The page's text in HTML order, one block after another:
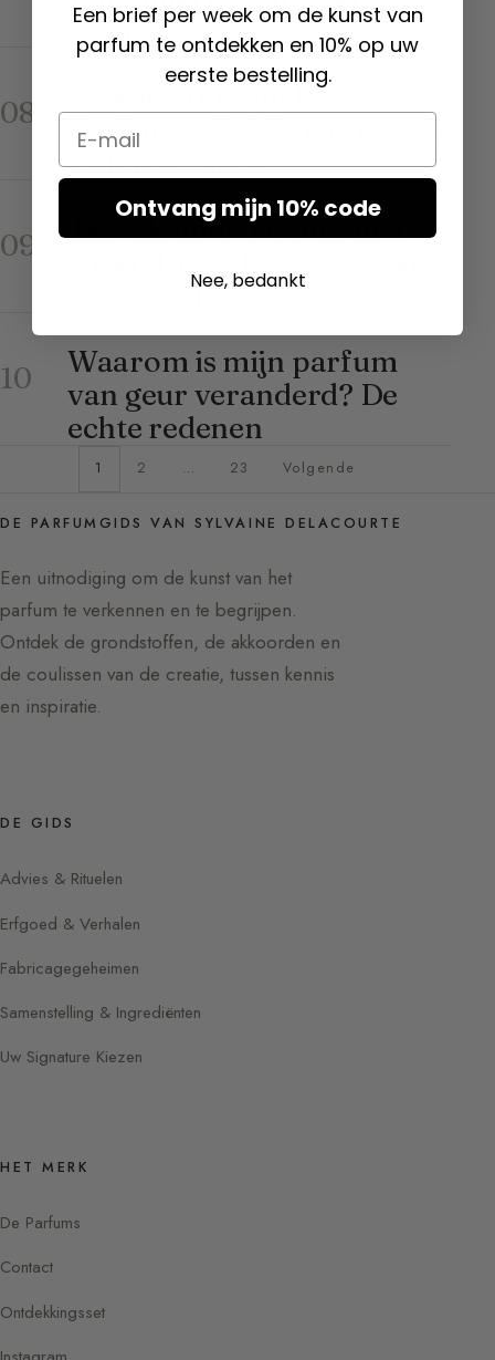
Cognac…
08
ADVIES & RITUELEN
7 Experttips om Uw
Parfum te Sublimeren en te
Laten Houden
09
Ik ruik mijn parfum niet
de Expert
10
Waarom is mijn parfum
van geur veranderd? De
echte redenen
1 2 … 23 Volgende
DE PARFUMGIDS VAN SYLVAINE DELACOURTE
Een uitnodiging om de kunst van het
parfum te verkennen en te begrijpen.
Ontdek de grondstoffen, de akkoorden en
de coulissen van de creatie, tussen kennis
en inspiratie.
DE GIDS
Advies & Rituelen
Erfgoed & Verhalen
Fabricagegeheimen
Samenstelling & Ingrediënten
Uw Signature Kiezen
HET MERK
De Parfums
Contact
Ontdekkingsset
Een brief per week om de kunst van
parfum te ontdekken en 10% op uw
eerste bestelling.
Email
Ontvang mijn 10% code
Nee, bedankt